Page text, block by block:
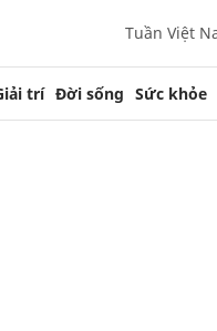
Tuần Việt
trí Đời sống Sức khỏe